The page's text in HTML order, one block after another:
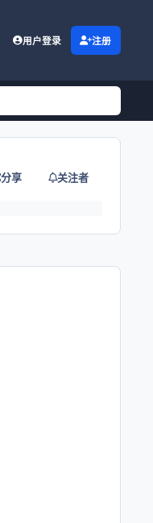
用户登录 注册
分享 关注者